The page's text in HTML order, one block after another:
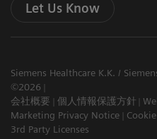
Let Us Know
Siemens Healthcare K.K. /
©2026
会社概要
個人情報保護方針
Marketing Privacy Notice
3rd Party Licenses